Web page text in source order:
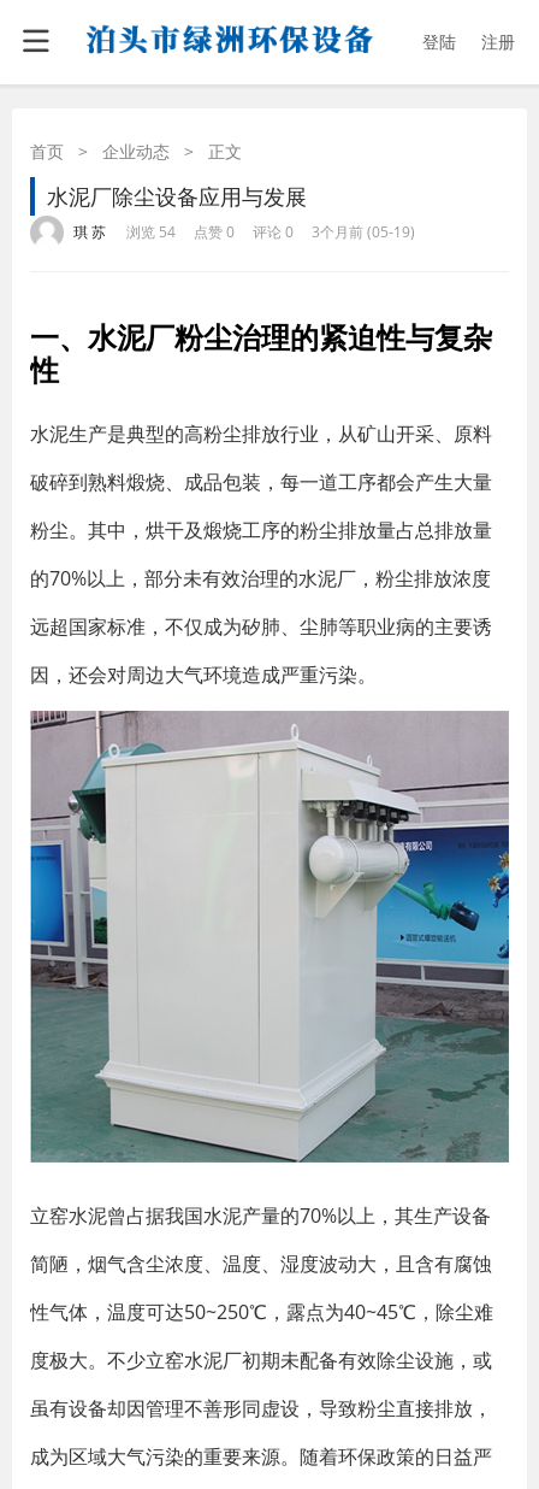
登陆 注册
首页 > 企业动态 > 正文
水泥厂除尘设备应用与发展
琪 苏 浏览 54 点赞 0 评论 0 3个月前 (05-19)
一、水泥厂粉尘治理的紧迫性与复杂
性
水泥生产是典型的高粉尘排放行业，从矿山开采、原料
破碎到熟料煅烧、成品包装，每一道工序都会产生大量
粉尘。其中，烘干及煅烧工序的粉尘排放量占总排放量
的70%以上，部分未有效治理的水泥厂，粉尘排放浓度
远超国家标准，不仅成为矽肺、尘肺等职业病的主要诱
因，还会对周边大气环境造成严重污染。
立窑水泥曾占据我国水泥产量的70%以上，其生产设备
简陋，烟气含尘浓度、温度、湿度波动大，且含有腐蚀
性气体，温度可达50~250℃，露点为40~45℃，除尘难
度极大。不少立窑水泥厂初期未配备有效除尘设施，或
虽有设备却因管理不善形同虚设，导致粉尘直接排放，
成为区域大气污染的重要来源。随着环保政策的日益严